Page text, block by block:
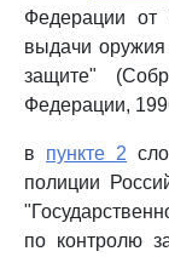
Федерации
выдачи
защите"
Федерации,
в пункте 2
полиции
по контролю